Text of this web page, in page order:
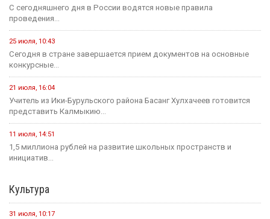
С сегодняшнего дня в России водятся новые правила
проведения...
25 июля, 10:43
Сегодня в стране завершается прием документов на основные
конкурсные...
21 июля, 16:04
Учитель из Ики-Бурульского района Басанг Хулхачеев готовится
представить Калмыкию...
11 июля, 14:51
1,5 миллиона рублей на развитие школьных пространств и
инициатив...
Культура
31 июля, 10:17